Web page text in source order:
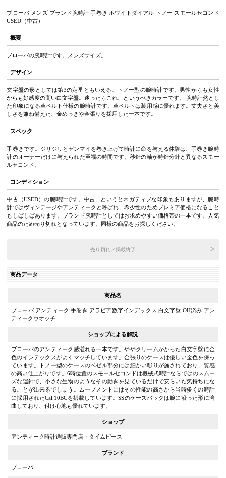
ブローバ メンズ ブランド腕時計 手巻き ホワイトダイアル トノー スモールセコンド
USED（中古）
概要
ブローバの腕時計です。メンズサイズ。
デザイン
文字盤の形としては第3の定番ともいえる、トノー型の腕時計です。男性からも女性
からも好感度の高い白文字盤。迷ったらこれ、というべきカラーです。 腕時計然とし
た印象になる革ベルト仕様の腕時計です。革ベルトは装用感に優れます。丈夫さと美
しさを兼ね備えた、金めっきや金張りを採用した一本です。
スペック
手巻きです。ジリジリとゼンマイを巻き上げて時計に命を与える体験は、手巻き腕時
計のオーナーだけに与えられた至福の時間です。秒針の軸が時針分針と異なるスモー
ルセコンド。
コンディション
中古（USED）の腕時計です。中古、というとネガティブな印象もありますが、腕時
計ではヴィンテージやアンティークと呼ばれ、希少性のためプレミア価格になること
もしばしばあります。ブランド腕時計としてはお求めやすい価格帯の一本です。人気
商品のため売り切れとなっています。同様の商品をお探しください。
売り切れ／掲載終了
商品データ
商品名
ブローバ アンティーク 手巻き アラビア数字インデックス 白文字盤 OH済み アン
ティークウオッチ
ショップによる解説
ブローバのアンティーク感溢れる一本です。ややクリームがかった白文字盤に金
色のインデックスがよくマッチしています。金張りのケースは優しい金色を保っ
ています。トノー型のケースのベゼル部分には細かい彫りが施されており、質感
の高い仕上がりです。6時位置のスモールセコンドは機械式時計ならではのスムー
ズな運針で、小さな生物のようなその動きを見ているだけで安らいだ気持ちにな
ることが出来るでしょう。ムーブメントにはその性能の高さから当時多くの時計
に採用されたCal.10BCを搭載しています。SSのケースバックは腕に沿った形に湾
曲しており、付け心地も優れています。
ショップ
アンティーク時計通販専門店・タイムピース
ブランド
ブローバ